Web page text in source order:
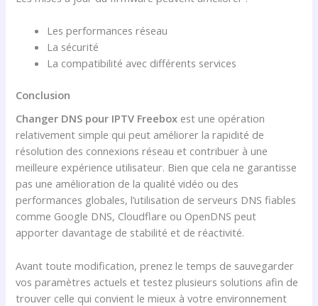
Les performances réseau
La sécurité
La compatibilité avec différents services
Conclusion
Changer DNS pour IPTV Freebox est une opération
relativement simple qui peut améliorer la rapidité de
résolution des connexions réseau et contribuer à une
meilleure expérience utilisateur. Bien que cela ne garantisse
pas une amélioration de la qualité vidéo ou des
performances globales, l’utilisation de serveurs DNS fiables
comme Google DNS, Cloudflare ou OpenDNS peut
apporter davantage de stabilité et de réactivité.
Avant toute modification, prenez le temps de sauvegarder
vos paramètres actuels et testez plusieurs solutions afin de
trouver celle qui convient le mieux à votre environnement